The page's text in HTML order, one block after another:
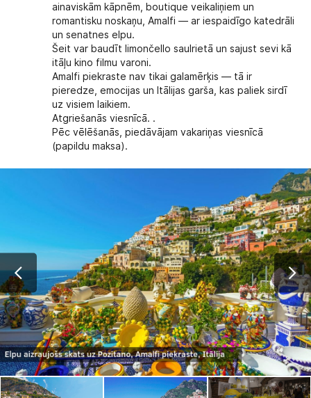
ainaviskām kāpnēm, boutique veikaliņiem un
romantisku noskaņu, Amalfi — ar iespaidīgo katedrāli
un senatnes elpu.
Šeit var baudīt limončello saulrietā un sajust sevi kā
itāļu kino filmu varoni.
Amalfi piekraste nav tikai galamērķis — tā ir
pieredze, emocijas un Itālijas garša, kas paliek sirdī
uz visiem laikiem.
Atgriešanās viesnīcā. .
Pēc vēlēšanās, piedāvājam vakariņas viesnīcā
(papildu maksa).